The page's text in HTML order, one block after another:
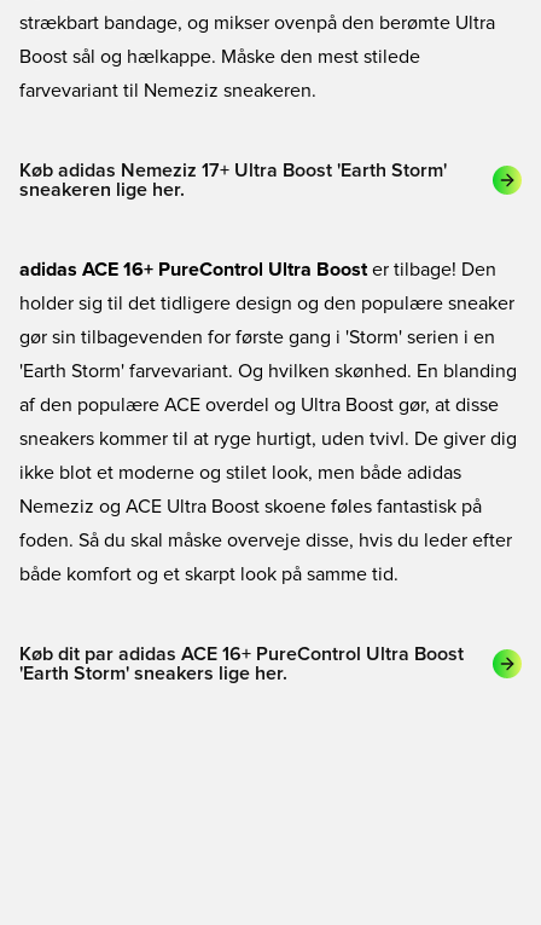
strækbart bandage, og mikser ovenpå den berømte Ultra
Boost sål og hælkappe. Måske den mest stilede
farvevariant til Nemeziz sneakeren.
Køb adidas Nemeziz 17+ Ultra Boost 'Earth Storm'
sneakeren lige her.
adidas ACE 16+ PureControl Ultra Boost er tilbage! Den
holder sig til det tidligere design og den populære sneaker
gør sin tilbagevenden for første gang i 'Storm' serien i en
'Earth Storm' farvevariant. Og hvilken skønhed. En blanding
af den populære ACE overdel og Ultra Boost gør, at disse
sneakers kommer til at ryge hurtigt, uden tvivl. De giver dig
ikke blot et moderne og stilet look, men både adidas
Nemeziz og ACE Ultra Boost skoene føles fantastisk på
foden. Så du skal måske overveje disse, hvis du leder efter
både komfort og et skarpt look på samme tid.
Køb dit par adidas ACE 16+ PureControl Ultra Boost
'Earth Storm' sneakers lige her.